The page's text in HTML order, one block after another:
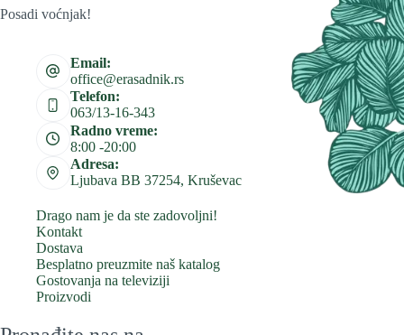
Posadi voćnjak!
Email:
office@erasadnik.rs
Telefon:
063/13-16-343
Radno vreme:
8:00 -20:00
Adresa:
Ljubava BB 37254, Kruševac
Drago nam je da ste zadovoljni!
Kontakt
Dostava
Besplatno preuzmite naš katalog
Gostovanja na televiziji
Proizvodi